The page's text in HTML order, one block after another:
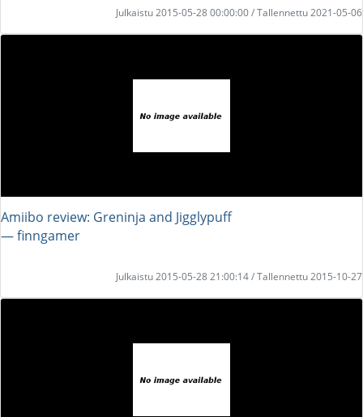
Julkaistu 2015-05-28 00:00:00 / Tallennettu 2021-05-06
Amiibo review: Greninja and Jigglypuff
― finngamer
Julkaistu 2015-05-28 21:00:14 / Tallennettu 2015-10-27